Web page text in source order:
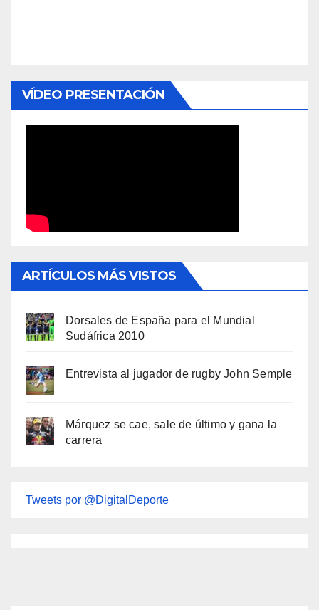
VÍDEO PRESENTACIÓN
ARTÍCULOS MÁS VISTOS
Dorsales de España para el Mundial
Sudáfrica 2010
Entrevista al jugador de rugby John Semple
Márquez se cae, sale de último y gana la
carrera
Tweets por @DigitalDeporte